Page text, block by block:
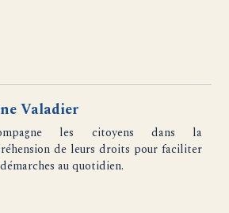
Valadier
les citoyens dans la
de leurs droits pour faciliter
au quotidien.